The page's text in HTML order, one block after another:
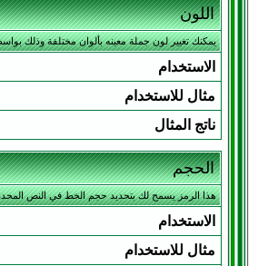
اللون
يمكنك تغيير لون جملة معينه بألوان مختلفة وذلك
الاستخدام
مثال للاستخدام
ناتج المثال
الحجم
هذا الرمز يسمح لك بتحديد حجم الخط في النص
الاستخدام
مثال للاستخدام